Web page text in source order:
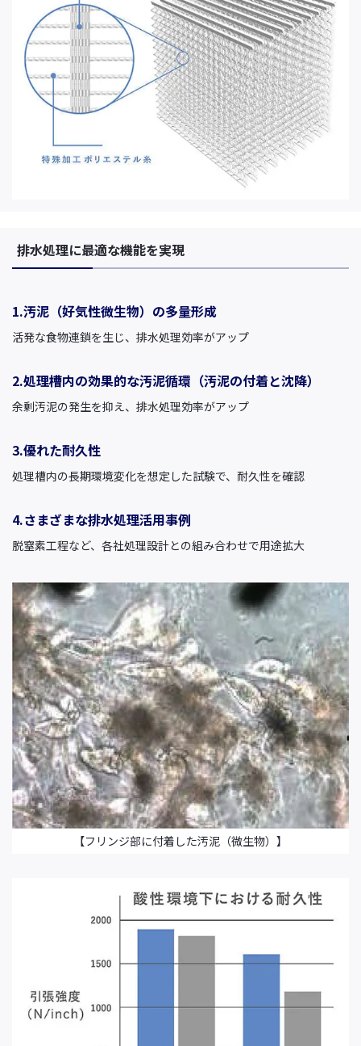
排水処理に最適な機能を実現
1.汚泥（好気性微生物）の多量形成
活発な食物連鎖を生じ、排水処理効率がアップ
2.処理槽内の効果的な汚泥循環（汚泥の付着と沈降）
余剰汚泥の発生を抑え、排水処理効率がアップ
3.優れた耐久性
処理槽内の長期環境変化を想定した試験で、耐久性を確認
4.さまざまな排水処理活用事例
脱窒素工程など、各社処理設計との組み合わせで用途拡大
【フリンジ部に付着した汚泥（微生物）】